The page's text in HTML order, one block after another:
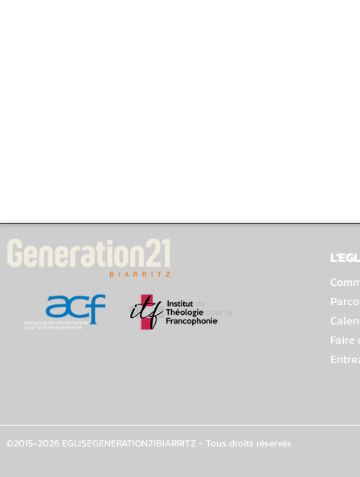
Faire
©2015-2026 EGLISEGENERATION21BIARRITZ - Tous droits réservés